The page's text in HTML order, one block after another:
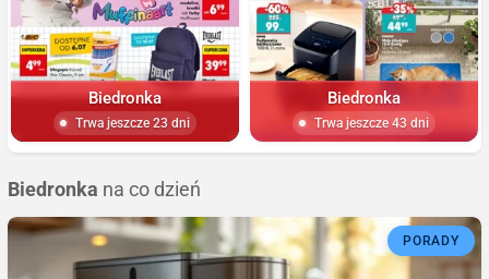
Biedronka
Trwa jeszcze 23 dni
Biedronka
Trwa jeszcze 43 dni
Biedronka na co dzień
PORADY